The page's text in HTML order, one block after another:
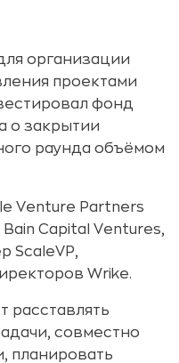
организации
проектами
фонд
о закрытии
раунда объёмом
Venture Partners
Capital Ventures,
ScaleVP,
Wrike.
расставлять
совместно
планировать